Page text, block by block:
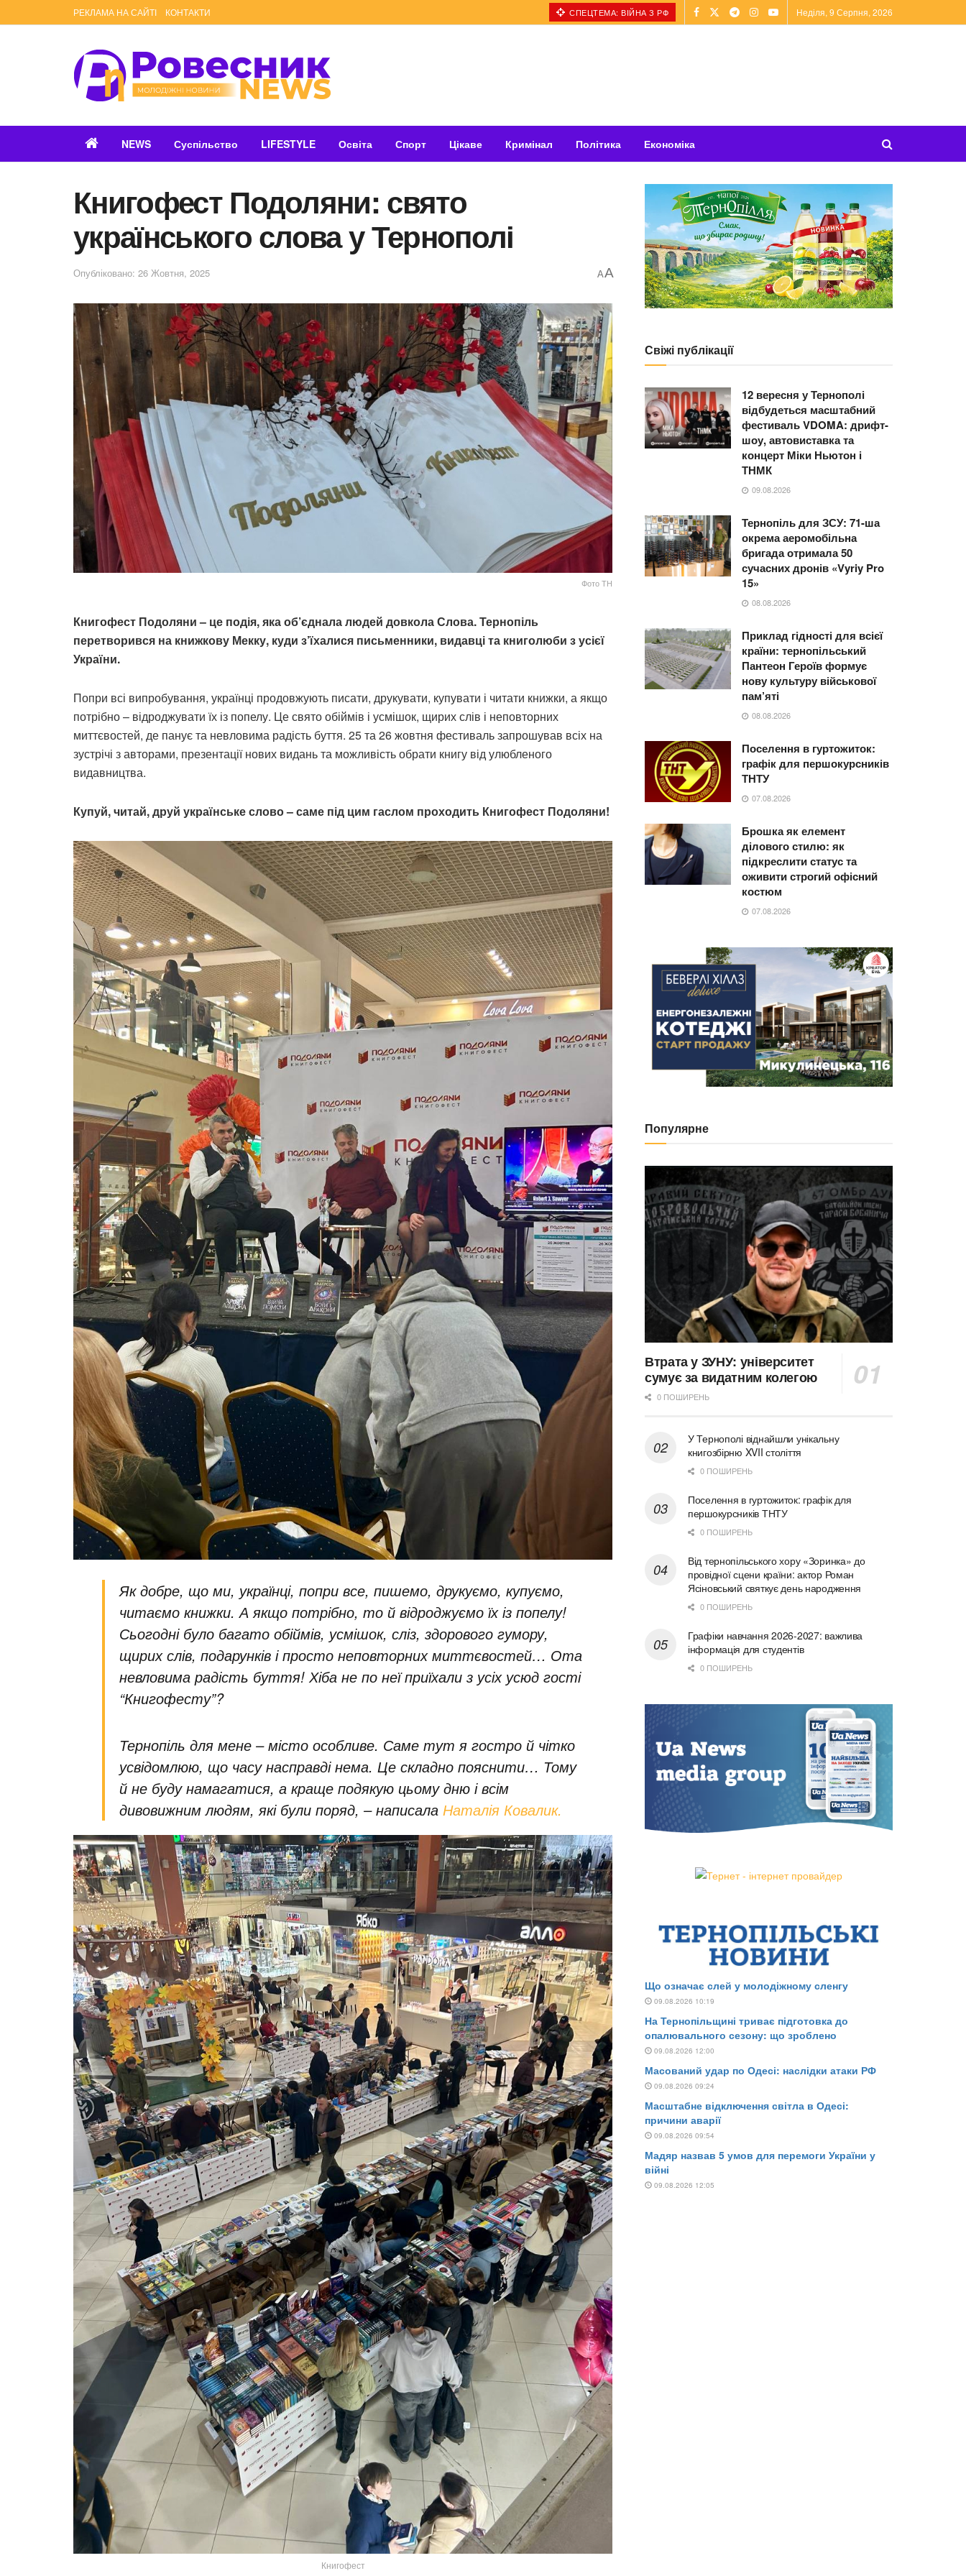
РЕКЛАМА НА САЙТІ КОНТАКТИ СПЕЦТЕМА: ВІЙНА З РФ Неділя, 9 Серпня, 2026
NEWS Суспільство LIFESTYLE Освіта Спорт Цікаве Кримінал Політика Економіка
Книгофест Подоляни: свято
українського слова у Тернополі
Опубліковано: 26 Жовтня, 2025 AA
Фото ТН
Книгофест Подоляни – це подія, яка об’єднала людей довкола Слова. Тернопіль
перетворився на книжкову Мекку, куди з’їхалися письменники, видавці та книголюби з усієї
України.
Попри всі випробування, українці продовжують писати, друкувати, купувати і читати книжки, а якщо
потрібно – відроджувати їх із попелу. Це свято обіймів і усмішок, щирих слів і неповторних
миттєвостей, де панує та невловима радість буття. 25 та 26 жовтня фестиваль запрошував всіх на
зустрічі з авторами, презентації нових видань та можливість обрати книгу від улюбленого
видавництва.
Купуй, читай, друй українське слово – саме під цим гаслом проходить Книгофест Подоляни!
Як добре, що ми, українці, попри все, пишемо, друкуємо, купуємо,
читаємо книжки. А якщо потрібно, то й відроджуємо їх із попелу!
Сьогодні було багато обіймів, усмішок, сліз, здорового гумору,
щирих слів, подарунків і просто неповторних миттєвостей… Ота
невловима радість буття! Хіба не по неї приїхали з усіх усюд гості
“Книгофесту”?
Тернопіль для мене – місто особливе. Саме тут я гостро й чітко
усвідомлюю, що часу насправді нема. Це складно пояснити… Тому
й не буду намагатися, а краще подякую цьому дню і всім
дивовижним людям, які були поряд, – написала Наталія Ковалик.
Книгофест
Свіжі публікації
12 вересня у Тернополі
відбудеться масштабний
фестиваль VDOMA: дрифт-
шоу, автовиставка та
концерт Міки Ньютон і
ТНМК
09.08.2026
Тернопіль для ЗСУ: 71-ша
окрема аеромобільна
бригада отримала 50
сучасних дронів «Vyriy Pro
15»
08.08.2026
Приклад гідності для всієї
країни: тернопільський
Пантеон Героїв формує
нову культуру військової
пам’яті
08.08.2026
Поселення в гуртожиток:
графік для першокурсників
ТНТУ
07.08.2026
Брошка як елемент
ділового стилю: як
підкреслити статус та
оживити строгий офісний
костюм
07.08.2026
Популярне
Втрата у ЗУНУ: університет
сумує за видатним колегою
0 ПОШИРЕНЬ
У Тернополі віднайшли унікальну
книгозбірню XVII століття
0 ПОШИРЕНЬ
Поселення в гуртожиток: графік для
першокурсників ТНТУ
0 ПОШИРЕНЬ
Від тернопільського хору «Зоринка» до
провідної сцени країни: актор Роман
Ясіновський святкує день народження
0 ПОШИРЕНЬ
Графіки навчання 2026-2027: важлива
інформація для студентів
0 ПОШИРЕНЬ